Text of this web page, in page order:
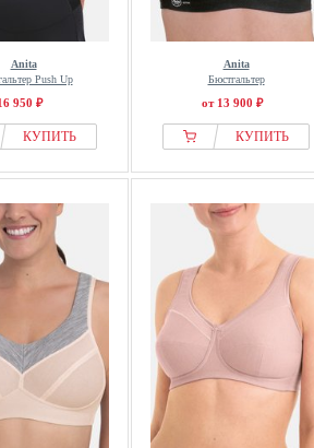
Anita
Push Up
950 ₽
КУПИТЬ
Anita
Бюстгальтер
от 13 900 ₽
КУПИТЬ